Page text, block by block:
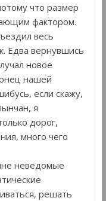
что размер
фактором.
весь
Едва вернувшись
новое
нашей
если скажу,
я
дорог,
много чего
неведомые
решать